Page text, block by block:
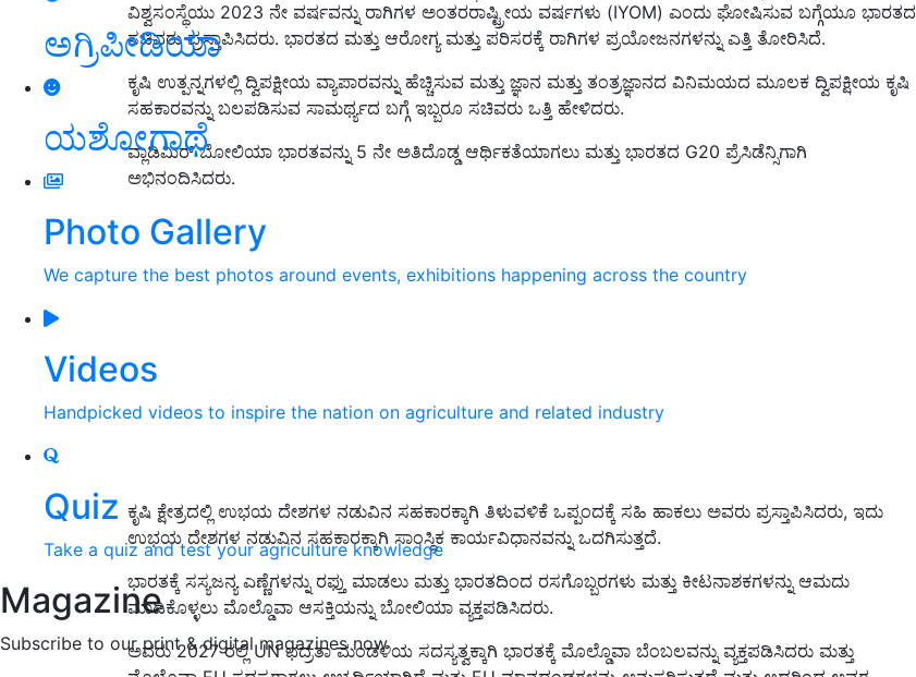
ಅಗ್ರಿಪೀಡಿಯಾ
ಯಶೋಗಾಥೆ
Photo Gallery
We capture the best photos around events, exhibitions happening across the country
Videos
Handpicked videos to inspire the nation on agriculture and related industry
Quiz
Take a quiz and test your agriculture knowledge
Magazine
Subscribe to our print & digital magazines now
ವಿಶ್ವಸಂಸ್ಥೆಯು 2023 ನೇ ವರ್ಷವನ್ನು ರಾಗಿಗಳ ಅಂತರರಾಷ್ಟ್ರೀಯ ವರ್ಷಗಳು (IYOM) ಎಂದು ಘೋಷಿಸುವ ಬಗ್ಗೆಯೂ ಭಾರತದ
ಸಚಿವರು ಪ್ರಸ್ತಾಪಿಸಿದರು. ಭಾರತದ ಮತ್ತು ಆರೋಗ್ಯ ಮತ್ತು ಪರಿಸರಕ್ಕೆ ರಾಗಿಗಳ ಪ್ರಯೋಜನಗಳನ್ನು ಎತ್ತಿ ತೋರಿಸಿದೆ.
ಕೃಷಿ ಉತ್ಪನ್ನಗಳಲ್ಲಿ ದ್ವಿಪಕ್ಷೀಯ ವ್ಯಾಪಾರವನ್ನು ಹೆಚ್ಚಿಸುವ ಮತ್ತು ಜ್ಞಾನ ಮತ್ತು ತಂತ್ರಜ್ಞಾನದ ವಿನಿಮಯದ ಮೂಲಕ ದ್ವಿಪಕ್ಷೀಯ ಕೃಷಿ
ಸಹಕಾರವನ್ನು ಬಲಪಡಿಸುವ ಸಾಮರ್ಥ್ಯದ ಬಗ್ಗೆ ಇಬ್ಬರೂ ಸಚಿವರು ಒತ್ತಿ ಹೇಳಿದರು.
ವ್ಲಾಡಿಮಿರ್ ಬೋಲಿಯಾ ಭಾರತವನ್ನು 5 ನೇ ಅತಿದೊಡ್ಡ ಆರ್ಥಿಕತೆಯಾಗಲು ಮತ್ತು ಭಾರತದ G20 ಪ್ರೆಸಿಡೆನ್ಸಿಗಾಗಿ
ಅಭಿನಂದಿಸಿದರು.
ಕೃಷಿ ಕ್ಷೇತ್ರದಲ್ಲಿ ಉಭಯ ದೇಶಗಳ ನಡುವಿನ ಸಹಕಾರಕ್ಕಾಗಿ ತಿಳುವಳಿಕೆ ಒಪ್ಪಂದಕ್ಕೆ ಸಹಿ ಹಾಕಲು ಅವರು ಪ್ರಸ್ತಾಪಿಸಿದರು, ಇದು
ಉಭಯ ದೇಶಗಳ ನಡುವಿನ ಸಹಕಾರಕ್ಕಾಗಿ ಸಾಂಸ್ಥಿಕ ಕಾರ್ಯವಿಧಾನವನ್ನು ಒದಗಿಸುತ್ತದೆ.
ಭಾರತಕ್ಕೆ ಸಸ್ಯಜನ್ಯ ಎಣ್ಣೆಗಳನ್ನು ರಫ್ತು ಮಾಡಲು ಮತ್ತು ಭಾರತದಿಂದ ರಸಗೊಬ್ಬರಗಳು ಮತ್ತು ಕೀಟನಾಶಕಗಳನ್ನು ಆಮದು
ಮಾಡಿಕೊಳ್ಳಲು ಮೊಲ್ಡೊವಾ ಆಸಕ್ತಿಯನ್ನು ಬೋಲಿಯಾ ವ್ಯಕ್ತಪಡಿಸಿದರು.
ಅವರು 2027 ರಲ್ಲಿ UN ಭದ್ರತಾ ಮಂಡಳಿಯ ಸದಸ್ಯತ್ವಕ್ಕಾಗಿ ಭಾರತಕ್ಕೆ ಮೊಲ್ಡೊವಾ ಬೆಂಬಲವನ್ನು ವ್ಯಕ್ತಪಡಿಸಿದರು ಮತ್ತು